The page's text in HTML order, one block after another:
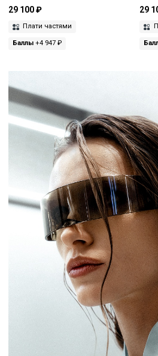
29 100 ₽
Плати частями
Баллы +4 947 ₽
29